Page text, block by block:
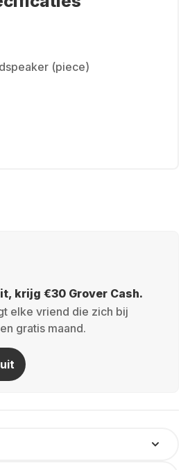
(piece)
krijg €30 Grover Cash.
elke vriend die zich bij
gratis maand.